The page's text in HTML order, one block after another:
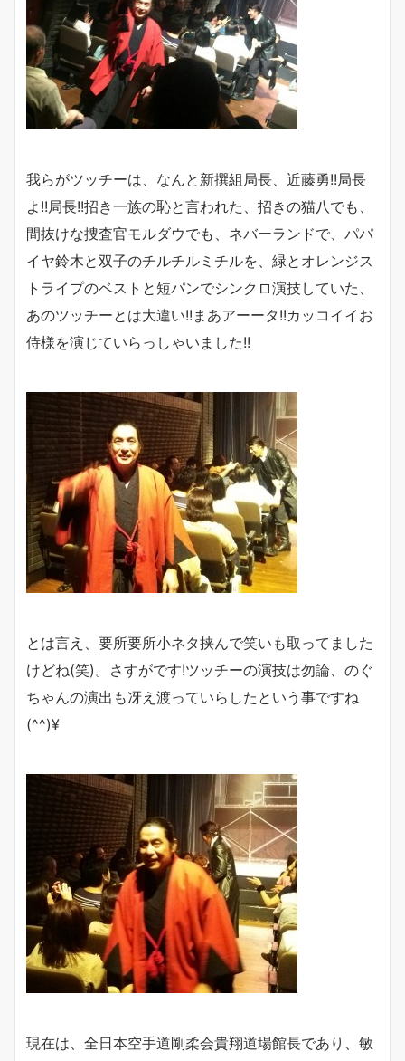
我らがツッチーは、なんと新撰組局長、近藤勇!!局長
よ!!局長!!招き一族の恥と言われた、招きの猫八でも、
間抜けな捜査官モルダウでも、ネバーランドで、パパ
イヤ鈴木と双子のチルチルミチルを、緑とオレンジス
トライプのベストと短パンでシンクロ演技していた、
あのツッチーとは大違い!!まあアーータ!!カッコイイお
侍様を演じていらっしゃいました!!
とは言え、要所要所小ネタ挟んで笑いも取ってました
けどね(笑)。さすがです!ツッチーの演技は勿論、のぐ
ちゃんの演出も冴え渡っていらしたという事ですね
(^^)¥
現在は、全日本空手道剛柔会貴翔道場館長であり、敏